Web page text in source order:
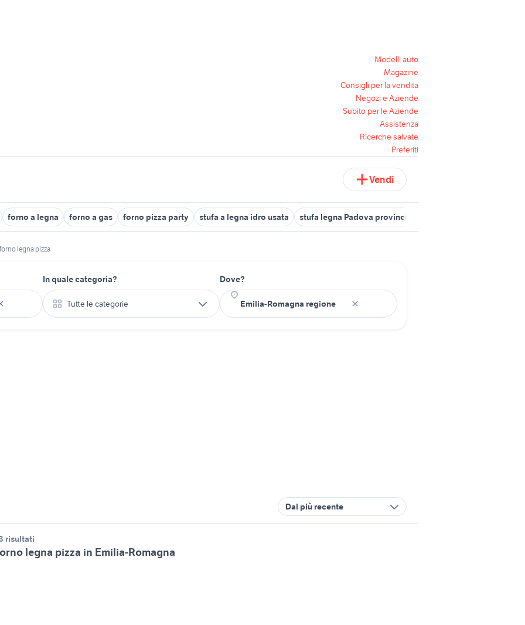
Modelli auto
Magazine
Consigli per la vendita
Negozi e Aziende
Subito per le Aziende
Assistenza
Ricerche salvate
Preferiti
Vendi
forno a legna forno a gas forno pizza party stufa a legna idro usata stufa legna Padova provincia
forno legna pizza
In quale categoria?
Tutte le categorie
Dove?
Dal più recente
risultati
legna pizza in Emilia-Romagna